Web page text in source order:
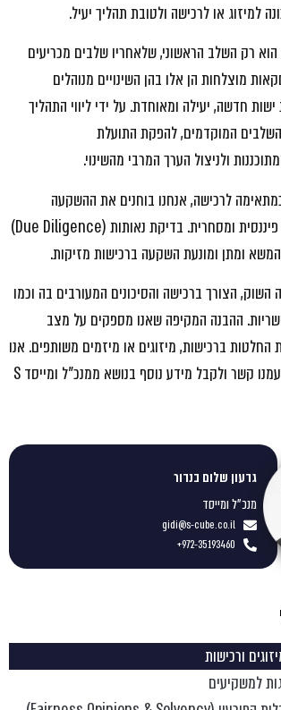
ורכישות
למשקיעים
למיזוג או לרכישה ולטובת תהליך יעיל.
הוא רק השלב הראשוני, שלאחריו שלבים מכריעים
מוצלחות הן אלו בהן השינויים מנוהלים
חדשה, יעילה ומאוחדת. על ידי ליווי התהליך
המוקדמים, להפקת התועלת
ולניצול הערך המרבי מהשינוי.
לרכישה, אנחנו בוחנים את ההשקעה
ומסחרית. בדיקת נאותות (Due Diligence
)
ומתן ומונעת השקעה ברכישות מזיקות.
השוק, הצורך ברכישה והסיכונים המעורבים בה וכמו
ההבנה המקיפה שאנו מספקים על מצב
ברכישות, מיזוגים או מיזמים משותפים. אנו
קשר ולקבל מידע נוסף בנושא ממנכ"ל ומייסדS
גדעון שלום בנדור
מנכ"ל ומייסד
gidi@s-cube.co.il
972-35193460+